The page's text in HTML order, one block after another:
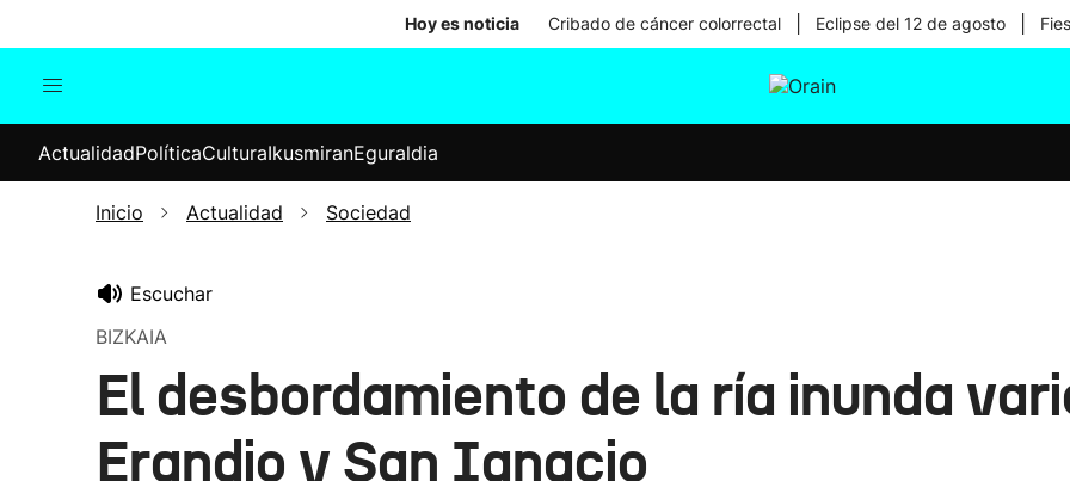
Hoy es noticia Cribado de cáncer colorrectal Eclipse del 12 de agosto
Internacional
Elecciones
ActualidadPolíticaCulturaIkusmiranEguraldia
Inicio Actualidad Sociedad
Escuchar
BIZKAIA
El desbordamiento de la ría inunda
Erandio y San Ignacio